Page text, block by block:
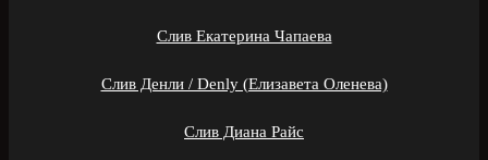
Слив Екатерина Чапаева
Слив Денли / Denly (Елизавета Оленева)
Слив Диана Райс